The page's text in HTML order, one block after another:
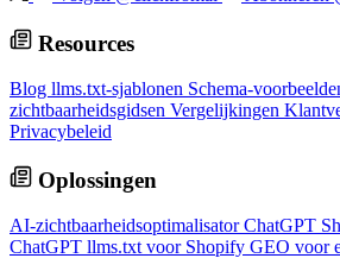
Resources
Blog llms.txt-sjablonen Schema-
zichtbaarheidsgidsen Vergelijkingen
Privacybeleid
Oplossingen
AI-zichtbaarheidsoptimalisatorChatGPT
ChatGPT llms.txt voor Shopify GEO voor